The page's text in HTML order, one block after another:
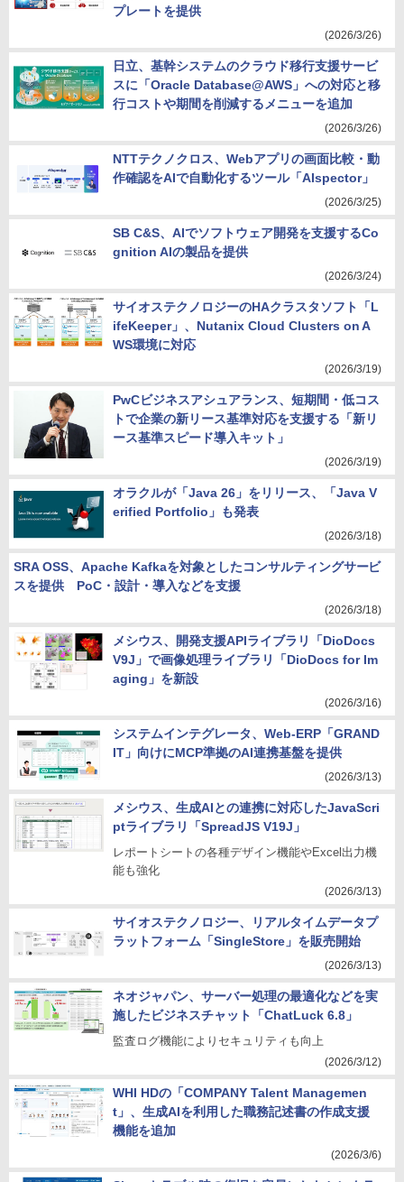
プレートを提供
(2026/3/26)
日立、基幹システムのクラウド移行支援サービ
スに「Oracle Database@AWS」への対応と移
行コストや期間を削減するメニューを追加
(2026/3/26)
NTTテクノクロス、Webアプリの画面比較・動
作確認をAIで自動化するツール「AIspector」
(2026/3/25)
SB C&S、AIでソフトウェア開発を支援するCo
gnition AIの製品を提供
(2026/3/24)
サイオステクノロジーのHAクラスタソフト「L
ifeKeeper」、Nutanix Cloud Clusters on A
WS環境に対応
(2026/3/19)
PwCビジネスアシュアランス、短期間・低コス
トで企業の新リース基準対応を支援する「新リ
ース基準スピード導入キット」
(2026/3/19)
オラクルが「Java 26」をリリース、「Java V
erified Portfolio」も発表
(2026/3/18)
SRA OSS、Apache Kafkaを対象としたコンサルティングサービ
スを提供 PoC・設計・導入などを支援
(2026/3/18)
メシウス、開発支援APIライブラリ「DioDocs
V9J」で画像処理ライブラリ「DioDocs for Im
aging」を新設
(2026/3/16)
システムインテグレータ、Web-ERP「GRAND
IT」向けにMCP準拠のAI連携基盤を提供
(2026/3/13)
メシウス、生成AIとの連携に対応したJavaScri
ptライブラリ「SpreadJS V19J」
レポートシートの各種デザイン機能やExcel出力機
能も強化
(2026/3/13)
サイオステクノロジー、リアルタイムデータプ
ラットフォーム「SingleStore」を販売開始
(2026/3/13)
ネオジャパン、サーバー処理の最適化などを実
施したビジネスチャット「ChatLuck 6.8」
監査ログ機能によりセキュリティも向上
(2026/3/12)
WHI HDの「COMPANY Talent Managemen
t」、生成AIを利用した職務記述書の作成支援
機能を追加
(2026/3/6)